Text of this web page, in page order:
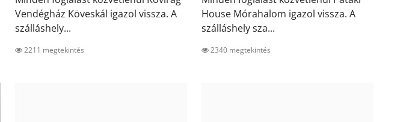
Vendégház Köveskál igazol vissza. A
szálláshely...
2211 megtekintés
House Mórahalom igazol vissza. A
szálláshely sza...
2340 megtekintés